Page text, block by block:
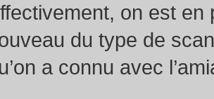
on est en
du type de
a connu avec